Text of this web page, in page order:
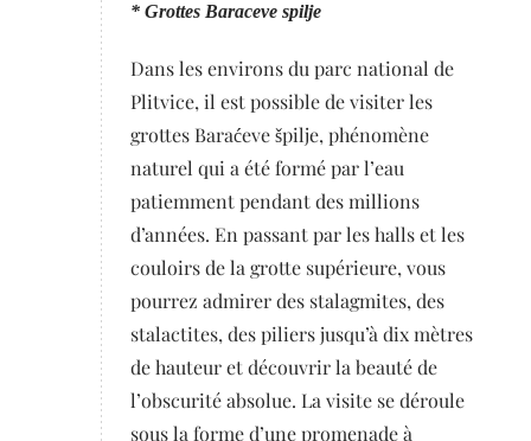
* Grottes Baraceve spilje
Dans les environs du parc national de
Plitvice, il est possible de visiter les
grottes Baraćeve špilje, phénomène
naturel qui a été formé par l’eau
patiemment pendant des millions
d’années. En passant par les halls et les
couloirs de la grotte supérieure, vous
pourrez admirer des stalagmites, des
stalactites, des piliers jusqu’à dix mètres
de hauteur et découvrir la beauté de
l’obscurité absolue. La visite se déroule
sous la forme d’une promenade à